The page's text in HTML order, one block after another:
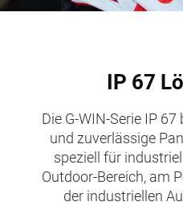
IP 67
Die G-WIN-Serie IP
und zuverlässige
speziell für
Outdoor-Bereich, am
der industriellen